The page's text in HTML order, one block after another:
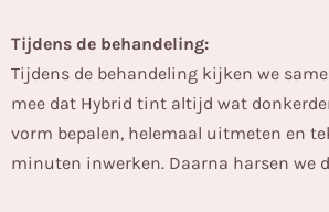
Tijdens de behandeling:
Tijdens de behandeling kijken we
mee dat Hybrid tint altijd wat
vorm bepalen, helemaal uitmeten en
minuten inwerken. Daarna harsen we